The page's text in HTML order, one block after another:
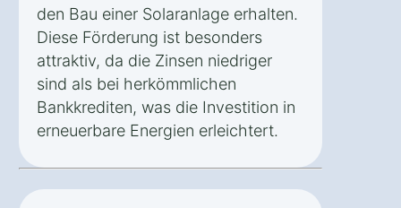
den Bau einer Solaranlage erhalten.
Diese Förderung ist besonders
attraktiv, da die Zinsen niedriger
sind als bei herkömmlichen
Bankkrediten, was die Investition in
erneuerbare Energien erleichtert.